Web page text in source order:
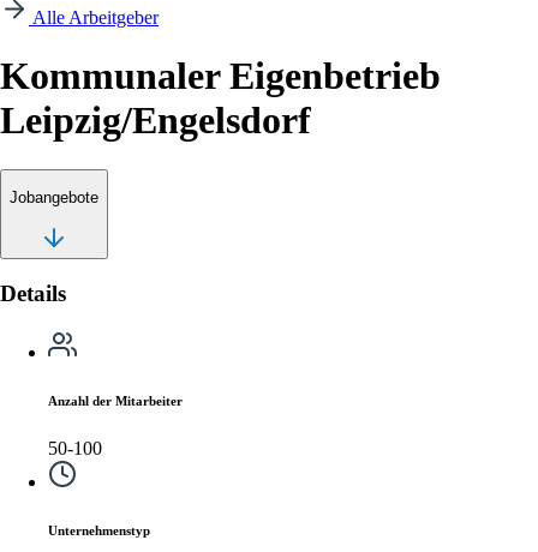
Alle Arbeitgeber
Kommunaler Eigenbetrieb
Leipzig/Engelsdorf
Jobangebote
Details
Anzahl der Mitarbeiter
50-100
Unternehmenstyp